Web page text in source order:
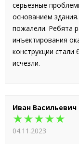
серьезные
основанием
пожалели. Ребята
инъектирования
конструкции
исчезли.
Иван Васильевич
★★★★★
04.11.2023